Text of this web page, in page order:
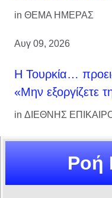
in ΘΕΜΑ ΗΜΕΡΑΣ
Αυγ 09, 2026
Η Τουρκία…
«Μην εξοργίζετε
in ΔΙΕΘΝΗΣ
Ροή